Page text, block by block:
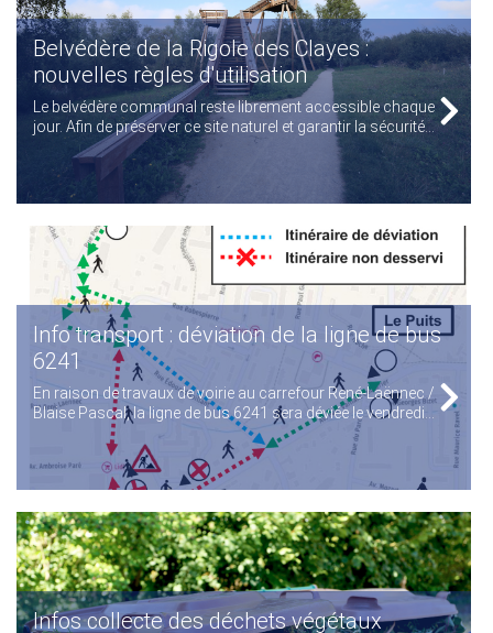
Belvédère de la Rigole des Clayes :
nouvelles règles d'utilisation
Le belvédère communal reste librement accessible chaque
jour. Afin de préserver ce site naturel et garantir la sécurité...
Info transport : déviation de la ligne de bus
6241
En raison de travaux de voirie au carrefour René-Laënnec /
Blaise Pascal, la ligne de bus 6241 sera déviée le vendredi...
Infos collecte des déchets végétaux